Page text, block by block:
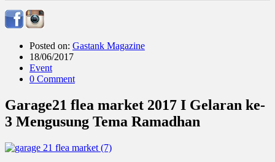
Posted on: Gastank Magazine
18/06/2017
Event
0 Comment
Garage21 flea market 2017 I Gelaran ke-
3 Mengusung Tema Ramadhan